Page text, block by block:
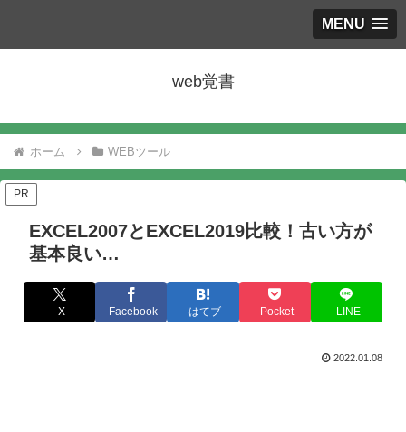
MENU
web覚書
ホーム WEBツール
PR
EXCEL2007とEXCEL2019比較！古い方が
基本良い…
X Facebook はてブ Pocket LINE
2022.01.08